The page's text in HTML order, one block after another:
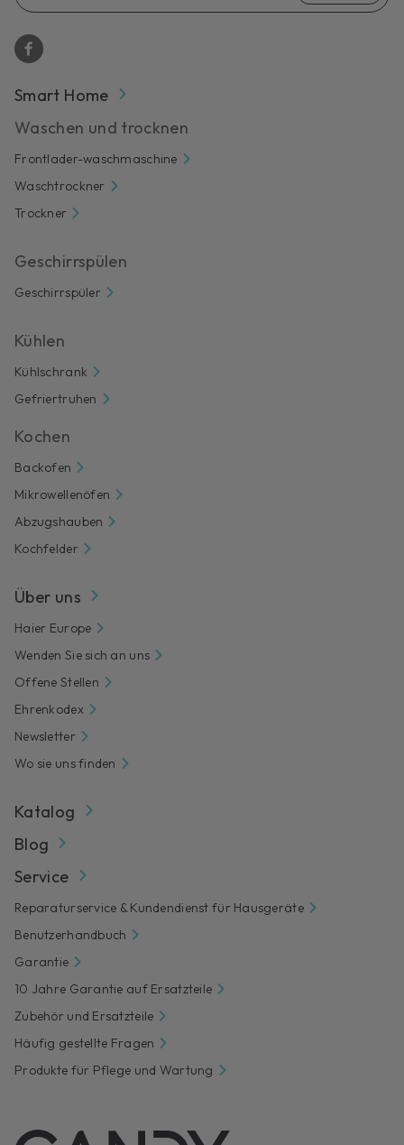
Smart Home
Waschen und trocknen
Frontlader-waschmaschine
Waschtrockner
Trockner
Geschirrspülen
Geschirrspüler
Kühlen
Kühlschrank
Gefriertruhen
Kochen
Backofen
Mikrowellenöfen
Abzugshauben
Kochfelder
Über uns
Haier Europe
Wenden Sie sich an uns
Offene Stellen
Ehrenkodex
Newsletter
Wo sie uns finden
Katalog
Blog
Service
Reparaturservice & Kundendienst für Hausgeräte
Benutzerhandbuch
Garantie
10 Jahre Garantie auf Ersatzteile
Zubehör und Ersatzteile
Häufig gestellte Fragen
Produkte für Pflege und Wartung